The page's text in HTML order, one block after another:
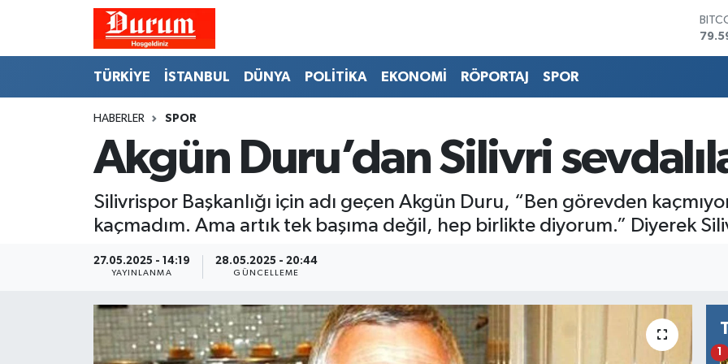
TÜRKİYE İSTANBUL DÜNYA POLİTİKA EKONOMİ RÖPORTAJ SPOR
HABERLER SPOR
Akgün Duru’dan Silivri
Silivrispor Başkanlığı için adı geçen Akgün Duru, “Ben görevden
kaçmadım. Ama artık tek başıma değil, hep birlikte diyorum.” Diyerek
27.05.2025 - 14:19
YAYINLANMA
28.05.2025 - 20:44
GÜNCELLEME
1
Namaz Vakitleri
Süper Lig Puan Durumu ve Fikstür
Tüm Manşetler
Son Dakika Haberleri
Haber Arşivi